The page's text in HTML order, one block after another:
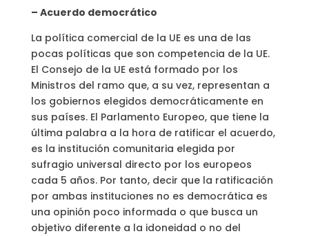
– Acuerdo democrático
La política comercial de la UE es una de las
pocas políticas que son competencia de la UE.
El Consejo de la UE está formado por los
Ministros del ramo que, a su vez, representan a
los gobiernos elegidos democráticamente en
sus países. El Parlamento Europeo, que tiene la
última palabra a la hora de ratificar el acuerdo,
es la institución comunitaria elegida por
sufragio universal directo por los europeos
cada 5 años. Por tanto, decir que la ratificación
por ambas instituciones no es democrática es
una opinión poco informada o que busca un
objetivo diferente a la idoneidad o no del